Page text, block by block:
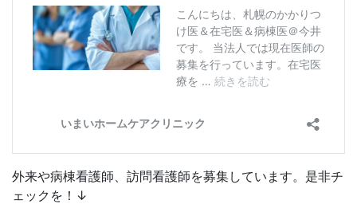
外来や病棟看護師、訪問看護師を募集しています。是非チ
ェックを！↓